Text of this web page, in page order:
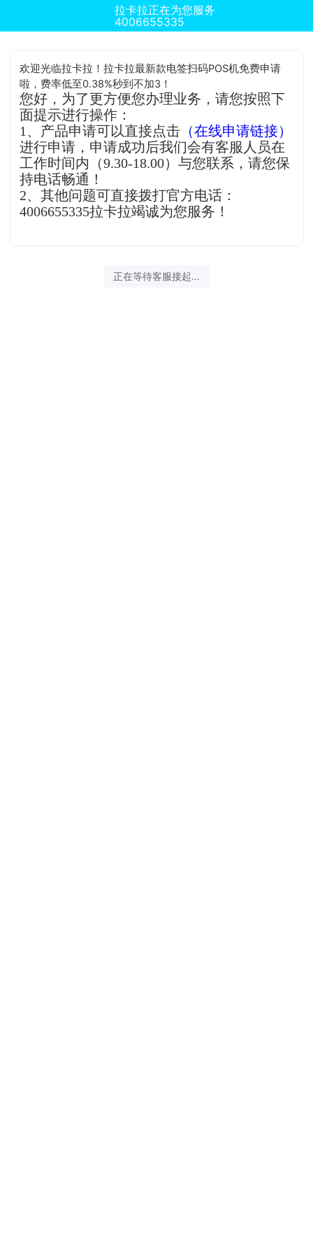
拉卡拉正在为您服务
4006655335
欢迎光临拉卡拉！拉卡拉最新款电签扫码POS机免费申请
啦，费率低至0.38%秒到不加3！
您好，为了更方便您办理业务，请您按照下
面提示进行操作：
1、产品申请可以直接点击 （在线申请链接）
进行申请，申请成功后我们会有客服人员在
工作时间内（9.30-18.00）与您联系，请您保
持电话畅通！
2、其他问题可直接拨打官方电话：
4006655335拉卡拉竭诚为您服务！
正在等待客服接起...